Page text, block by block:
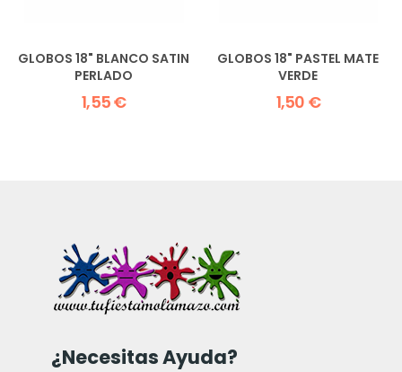
GLOBOS 18" BLANCO SATIN
PERLADO
1,55 €
GLOBOS 18" PASTEL MATE
VERDE
1,50 €
¿Necesitas Ayuda?